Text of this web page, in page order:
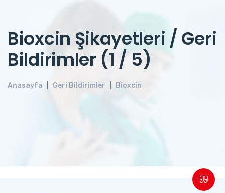
Bioxcin Şikayetleri / Geri
Bildirimler (1 / 5)
Anasayfa Geri Bildirimler Bioxcin